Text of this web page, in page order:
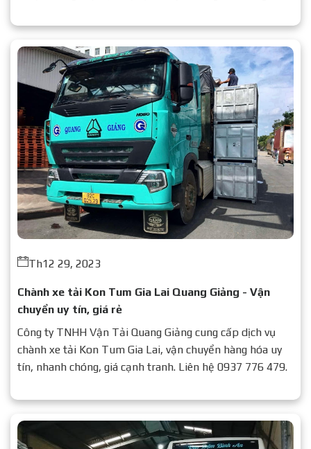
Th12 29, 2023
Chành xe tải Kon Tum Gia Lai Quang Giảng - Vận
chuyển uy tín, giá rẻ
Công ty TNHH Vận Tải Quang Giảng cung cấp dịch vụ
chành xe tải Kon Tum Gia Lai, vận chuyển hàng hóa uy
tín, nhanh chóng, giá cạnh tranh. Liên hệ 0937 776 479.